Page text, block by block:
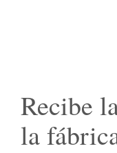
Recibe
la